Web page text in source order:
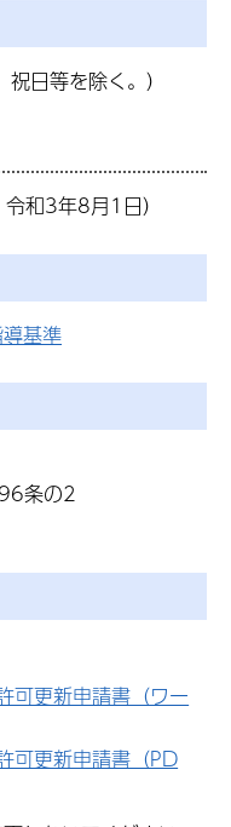
日等を除く。）
和3年8月1日）
基準
条の2
可更新申請書（ワー
可更新申請書（PD